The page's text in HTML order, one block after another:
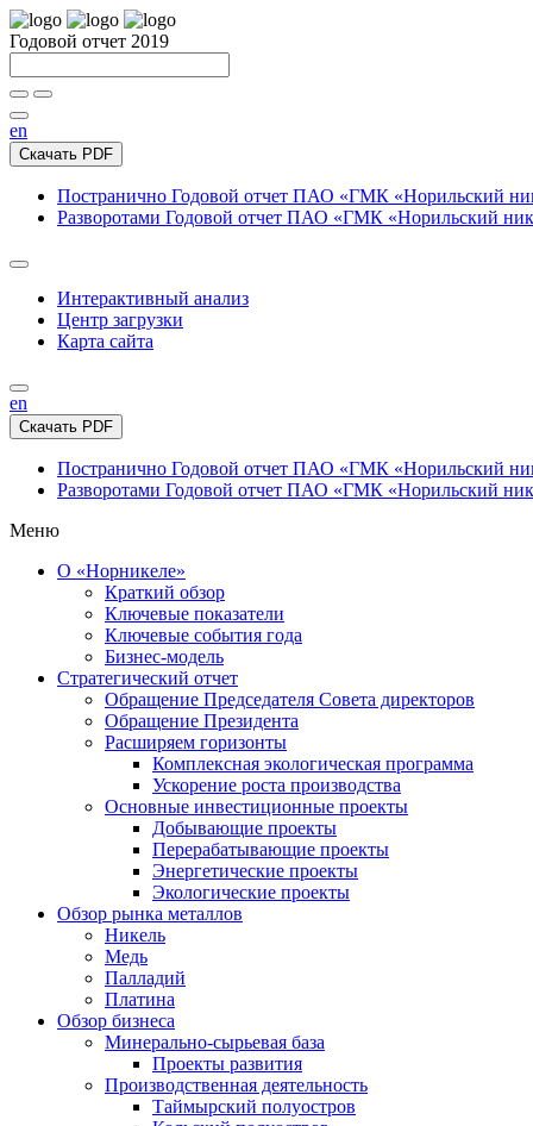
Годовой отчет 2019
en
Скачать PDF
Постранично Годовой отчет ПАО «ГМК «Норильский
Разворотами Годовой отчет ПАО «ГМК «Норильский
Интерактивный анализ
Центр загрузки
Карта сайта
en
Скачать PDF
Постранично Годовой отчет ПАО «ГМК «Норильский
Разворотами Годовой отчет ПАО «ГМК «Норильский
Меню
О «Норникеле»
Краткий обзор
Ключевые показатели
Ключевые события года
Бизнес-модель
Стратегический отчет
Обращение Председателя Совета директоров
Обращение Президента
Расширяем горизонты
Комплексная экологическая программа
Ускорение роста производства
Основные инвестиционные проекты
Добывающие проекты
Перерабатывающие проекты
Энергетические проекты
Экологические проекты
Обзор рынка металлов
Никель
Медь
Палладий
Платина
Обзор бизнеса
Минерально-сырьевая база
Проекты развития
Производственная деятельность
Таймырский полуостров